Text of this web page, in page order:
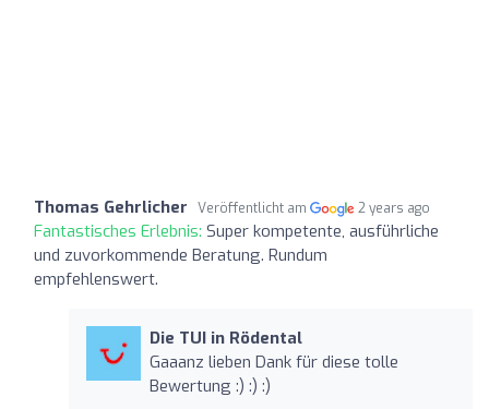
Thomas Gehrlicher Veröffentlicht am 2 years ago
Fantastisches Erlebnis: Super kompetente, ausführliche
und zuvorkommende Beratung. Rundum
empfehlenswert.
Die TUI in Rödental
Gaaanz lieben Dank für diese tolle
Bewertung :) :) :)